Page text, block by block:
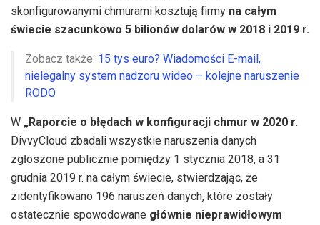
skonfigurowanymi chmurami kosztują firmy na całym
świecie szacunkowo 5 bilionów dolarów w 2018 i 2019 r.
Zobacz także: 15 tys euro? Wiadomości E-mail,
nielegalny system nadzoru wideo – kolejne naruszenie
RODO
W „Raporcie o błędach w konfiguracji chmur w 2020 r.
DivvyCloud zbadali wszystkie naruszenia danych
zgłoszone publicznie pomiędzy 1 stycznia 2018, a 31
grudnia 2019 r. na całym świecie, stwierdzając, że
zidentyfikowano 196 naruszeń danych, które zostały
ostatecznie spowodowane głównie nieprawidłowym